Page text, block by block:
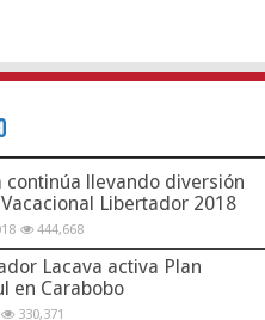
continúa llevando diversión
Libertador 2018
444,668
Lacava activa Plan
en Carabobo
330,371